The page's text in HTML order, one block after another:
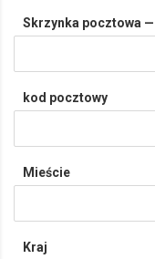
Skrzynka pocztowa
kod pocztowy
Mieście
Kraj